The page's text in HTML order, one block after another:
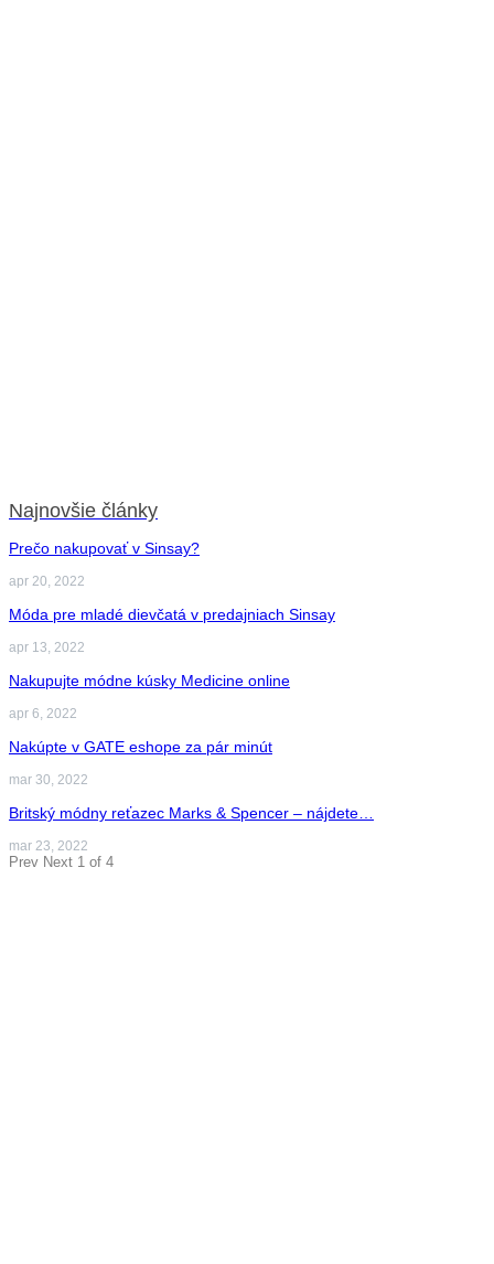
Najnovšie články
Prečo nakupovať v Sinsay?
apr 20, 2022
Móda pre mladé dievčatá v predajniach Sinsay
apr 13, 2022
Nakupujte módne kúsky Medicine online
apr 6, 2022
Nakúpte v GATE eshope za pár minút
mar 30, 2022
Britský módny reťazec Marks & Spencer – nájdete…
mar 23, 2022
Prev Next 1 of 4